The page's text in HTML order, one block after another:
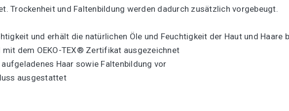
Trockenheit und Faltenbildung werden dadurch zusätzlich vorgebeugt.
und erhält die natürlichen Öle und Feuchtigkeit der Haut und Haare
mit dem OEKO-TEX® Zertifikat ausgezeichnet
Haar sowie Faltenbildung vor
ausgestattet